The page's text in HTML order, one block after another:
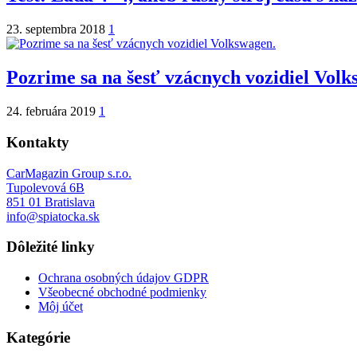
23. septembra 2018 1
Pozrime sa na šesť vzácnych vozidiel
24. februára 2019 1
Kontakty
CarMagazin Group s.r.o.
Tupolevová 6B
851 01 Bratislava
info@spiatocka.sk
Dôležité linky
Ochrana osobných údajov GDPR
Všeobecné obchodné podmienky
Môj účet
Kategórie